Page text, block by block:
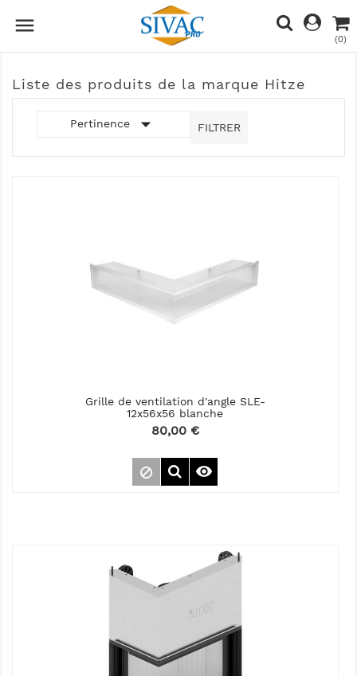

(0)
Liste des produits de la marque Hitze
Pertinence  FILTRER
Grille de ventilation d'angle SLE-
12x56x56 blanche
Prix
80,00 €
